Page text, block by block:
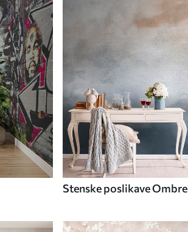
Stenske poslikave Ombre